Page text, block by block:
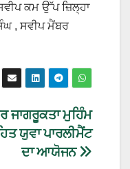
ਕਮ ਉੱਪ ਜ਼ਿਲ੍ਹਾ
, ਸਵੀਪ ਮੈਂਬਰ
ਜਾਗਰੂਕਤਾ ਮੁਹਿੰਮ
ਯੁਵਾ ਪਾਰਲੀਮੈਂਟ
ਦਾ ਆਯੋਜਨ